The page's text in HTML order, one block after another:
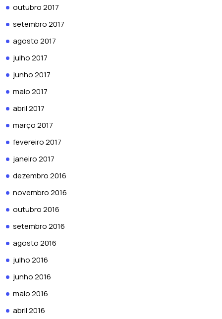
outubro 2017
setembro 2017
agosto 2017
julho 2017
junho 2017
maio 2017
abril 2017
março 2017
fevereiro 2017
janeiro 2017
dezembro 2016
novembro 2016
outubro 2016
setembro 2016
agosto 2016
julho 2016
junho 2016
maio 2016
abril 2016